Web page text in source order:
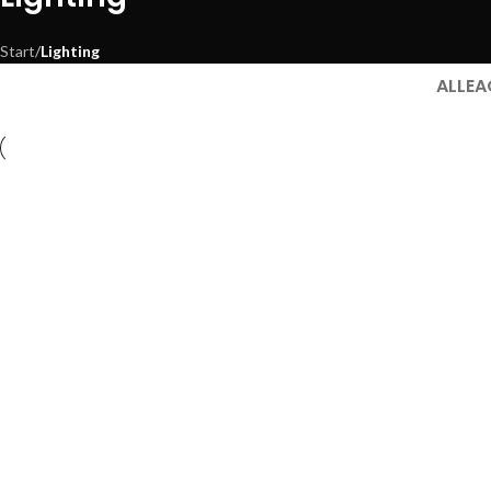
Start/Lighting
ALLE